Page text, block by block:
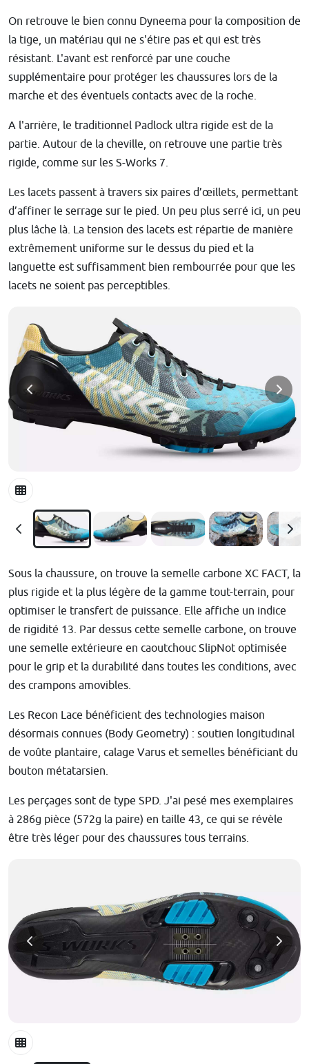
On retrouve le bien connu Dyneema pour la composition de
la tige, un matériau qui ne s'étire pas et qui est très
résistant. L'avant est renforcé par une couche
supplémentaire pour protéger les chaussures lors de la
marche et des éventuels contacts avec de la roche.
A l'arrière, le traditionnel Padlock ultra rigide est de la
partie. Autour de la cheville, on retrouve une partie très
rigide, comme sur les S-Works 7.
Les lacets passent à travers six paires d’œillets, permettant
d’affiner le serrage sur le pied. Un peu plus serré ici, un peu
plus lâche là. La tension des lacets est répartie de manière
extrêmement uniforme sur le dessus du pied et la
languette est suffisamment bien rembourrée pour que les
lacets ne soient pas perceptibles.
Sous la chaussure, on trouve la semelle carbone XC FACT, la
plus rigide et la plus légère de la gamme tout-terrain, pour
optimiser le transfert de puissance. Elle affiche un indice
de rigidité 13. Par dessus cette semelle carbone, on trouve
une semelle extérieure en caoutchouc SlipNot optimisée
pour le grip et la durabilité dans toutes les conditions, avec
des crampons amovibles.
Les Recon Lace bénéficient des technologies maison
désormais connues (Body Geometry) : soutien longitudinal
de voûte plantaire, calage Varus et semelles bénéficiant du
bouton métatarsien.
Les perçages sont de type SPD. J'ai pesé mes exemplaires
à 286g pièce (572g la paire) en taille 43, ce qui se révèle
être très léger pour des chaussures tous terrains.